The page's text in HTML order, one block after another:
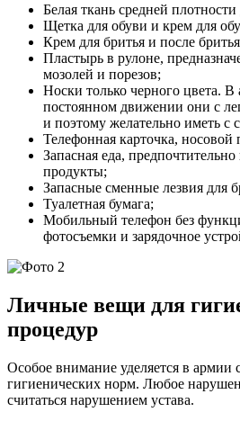
Белая ткань средней
Щетка для обуви и крем для
Крем для бритья и после
Пластырь в рулоне,
мозолей и порезов;
Носки только черного цвета.
постоянном движении они с
и поэтому желательно иметь с
Телефонная карточка, носовой
Запасная еда,
продукты;
Запасные сменные лезвия для
Туалетная бумага;
Мобильный телефон без
фотосъемки и зарядочное
Личные вещи для
процедур
Особое внимание уделяется в армии
гигиенических норм. Любое
считаться нарушением устава.